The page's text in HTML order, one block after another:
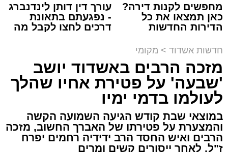
תגים:אשדוד , ירי
אירוע ירי חמור התרחש לפני שעה קלה ברובע ב'
באשדוד, כתוצאה ממנו נפצע גבר כבן 30 באורח
בינוני.
כוחות ההצלה ומד"א יחד עם מתנדבי "הצלה
דרום" ו"איחוד הצלה" הוזעקו לזירה בעקבות דיווח
מחפשים לקנות דירה?
כאן תמצאו את כל
הדירות החדשות
עורך דין דותן לינדנברג
- נפגעתם בתאונת
דרכים לחצו לקבל מה
חדשות אשדוד > מקומי
מזכה הרבים באשדוד יושב
'שבעה' על פטירת אחיו שהלך
לעולמו בדמי ימיו
במוצאי שבת קודש הגיעה השמועה הקשה
והמצערת על פטירתו של האברך החשוב, מזכה
הרבים ואיש החסד הרב ידידיה רחמים יפרח
ז"ל, לאחר ייסורים קשים ומרים